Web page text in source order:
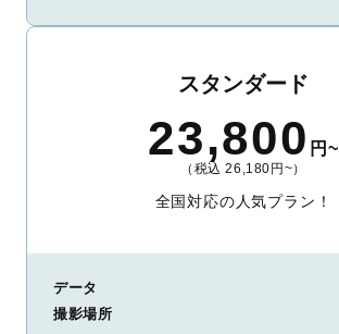
スタンダード
23,800 円~
（税込 26,180円~）
全国対応の人気プラン！
データ
撮影場所